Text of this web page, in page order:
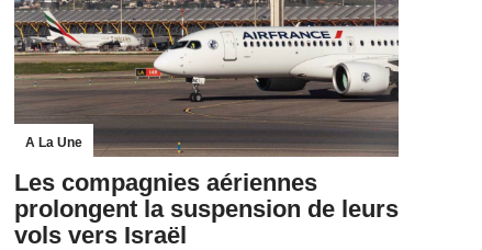
A La Une
Les compagnies aériennes
prolongent la suspension de leurs
vols vers Israël